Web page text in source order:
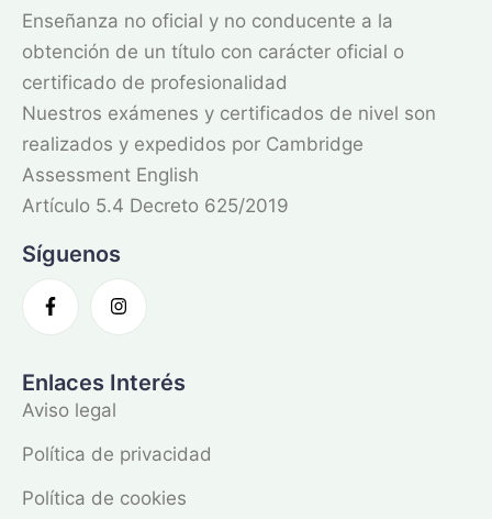
Enseñanza no oficial y no conducente a la
obtención de un título con carácter oficial o
certificado de profesionalidad
Nuestros exámenes y certificados de nivel son
realizados y expedidos por Cambridge
Assessment English
Artículo 5.4 Decreto 625/2019
Síguenos
Enlaces Interés
Aviso legal
Política de privacidad
Política de cookies